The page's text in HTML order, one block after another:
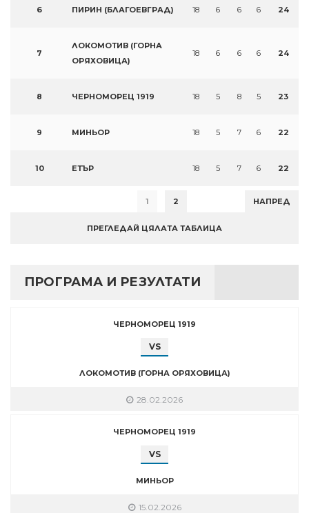
6 ПИРИН (БЛАГОЕВГРАД) 18 6 6 6 24
7
ЛОКОМОТИВ (ГОРНА
ОРЯХОВИЦА)
18 6 6 6 24
8 ЧЕРНОМОРЕЦ 1919 18 5 8 5 23
9 МИНЬОР 18 5 7 6 22
10 ЕТЪР 18 5 7 6 22
1 2 НАПРЕД
ПРЕГЛЕДАЙ ЦЯЛАТА ТАБЛИЦА
ПРОГРАМА И РЕЗУЛТАТИ
ЧЕРНОМОРЕЦ 1919
VS
ЛОКОМОТИВ (ГОРНА ОРЯХОВИЦА)
28.02.2026
ЧЕРНОМОРЕЦ 1919
VS
МИНЬОР
15.02.2026